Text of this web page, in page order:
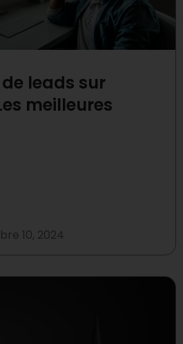
leads sur
meilleures
10, 2024